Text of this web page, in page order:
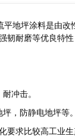
平地坪涂料是由
韧耐磨等优良特
冲击。
，防静电地坪等。
要求比较高工业生